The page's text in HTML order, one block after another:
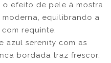
o efeito de pele à mostra
equilibrando a
requinte.
azul serenity com as
bordada traz frescor,